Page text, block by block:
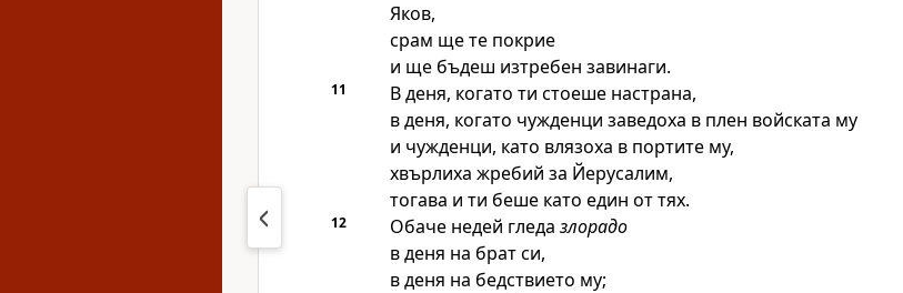
Яков,
срам ще те покрие
и ще бъдеш изтребен завинаги.
11
В деня, когато ти стоеше настрана,
в деня, когато чужденци заведоха в плен войската му
и чужденци, като влязоха в портите му,
хвърлиха жребий за Йерусалим,
тогава и ти беше като един от тях.
12 Обаче недей гледа злорадо
в деня на брат си,
в деня на бедствието му;